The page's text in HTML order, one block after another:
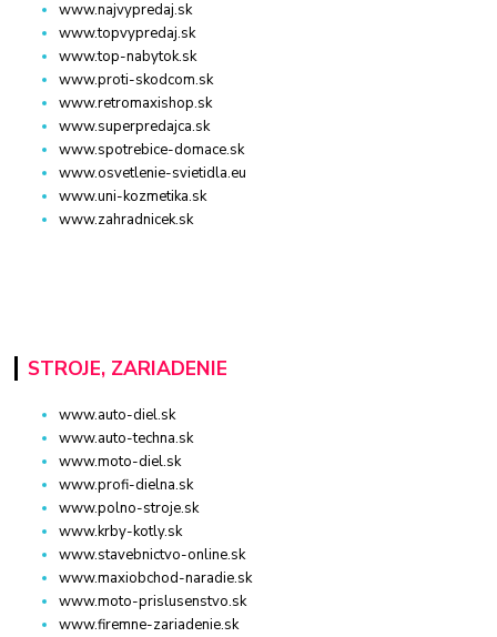
www.najvypredaj.sk
www.topvypredaj.sk
www.top-nabytok.sk
www.proti-skodcom.sk
www.retromaxishop.sk
www.superpredajca.sk
www.spotrebice-domace.sk
www.osvetlenie-svietidla.eu
www.uni-kozmetika.sk
www.zahradnicek.sk
STROJE, ZARIADENIE
www.auto-diel.sk
www.auto-techna.sk
www.moto-diel.sk
www.profi-dielna.sk
www.polno-stroje.sk
www.krby-kotly.sk
www.stavebnictvo-online.sk
www.maxiobchod-naradie.sk
www.moto-prislusenstvo.sk
www.firemne-zariadenie.sk